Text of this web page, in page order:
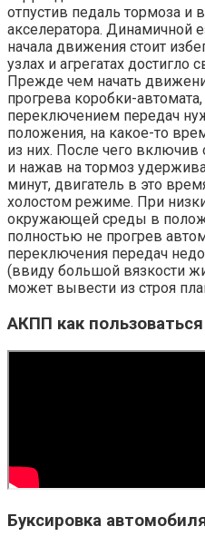
отпустив педаль тормоза и
акселератора. Динамичной
начала движения стоит
узлах и агрегатах достигло
Прежде чем начать
прогрева коробки-
переключением передач
положения, на какое-то
из них. После чего
и нажав на тормоз
минут, двигатель в это
холостом режиме. При
окружающей среды в
полностью не прогрев
переключения передач
(ввиду большой вязкости
может вывести из строя
АКПП как пользоваться
Буксировка